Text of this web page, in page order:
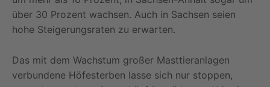
über 30 Prozent wachsen. Auch in Sachsen seien
hohe Steigerungsraten zu erwarten.
Das mit dem Wachstum großer Masttieranlagen
verbundene Höfesterben lasse sich nur stoppen,